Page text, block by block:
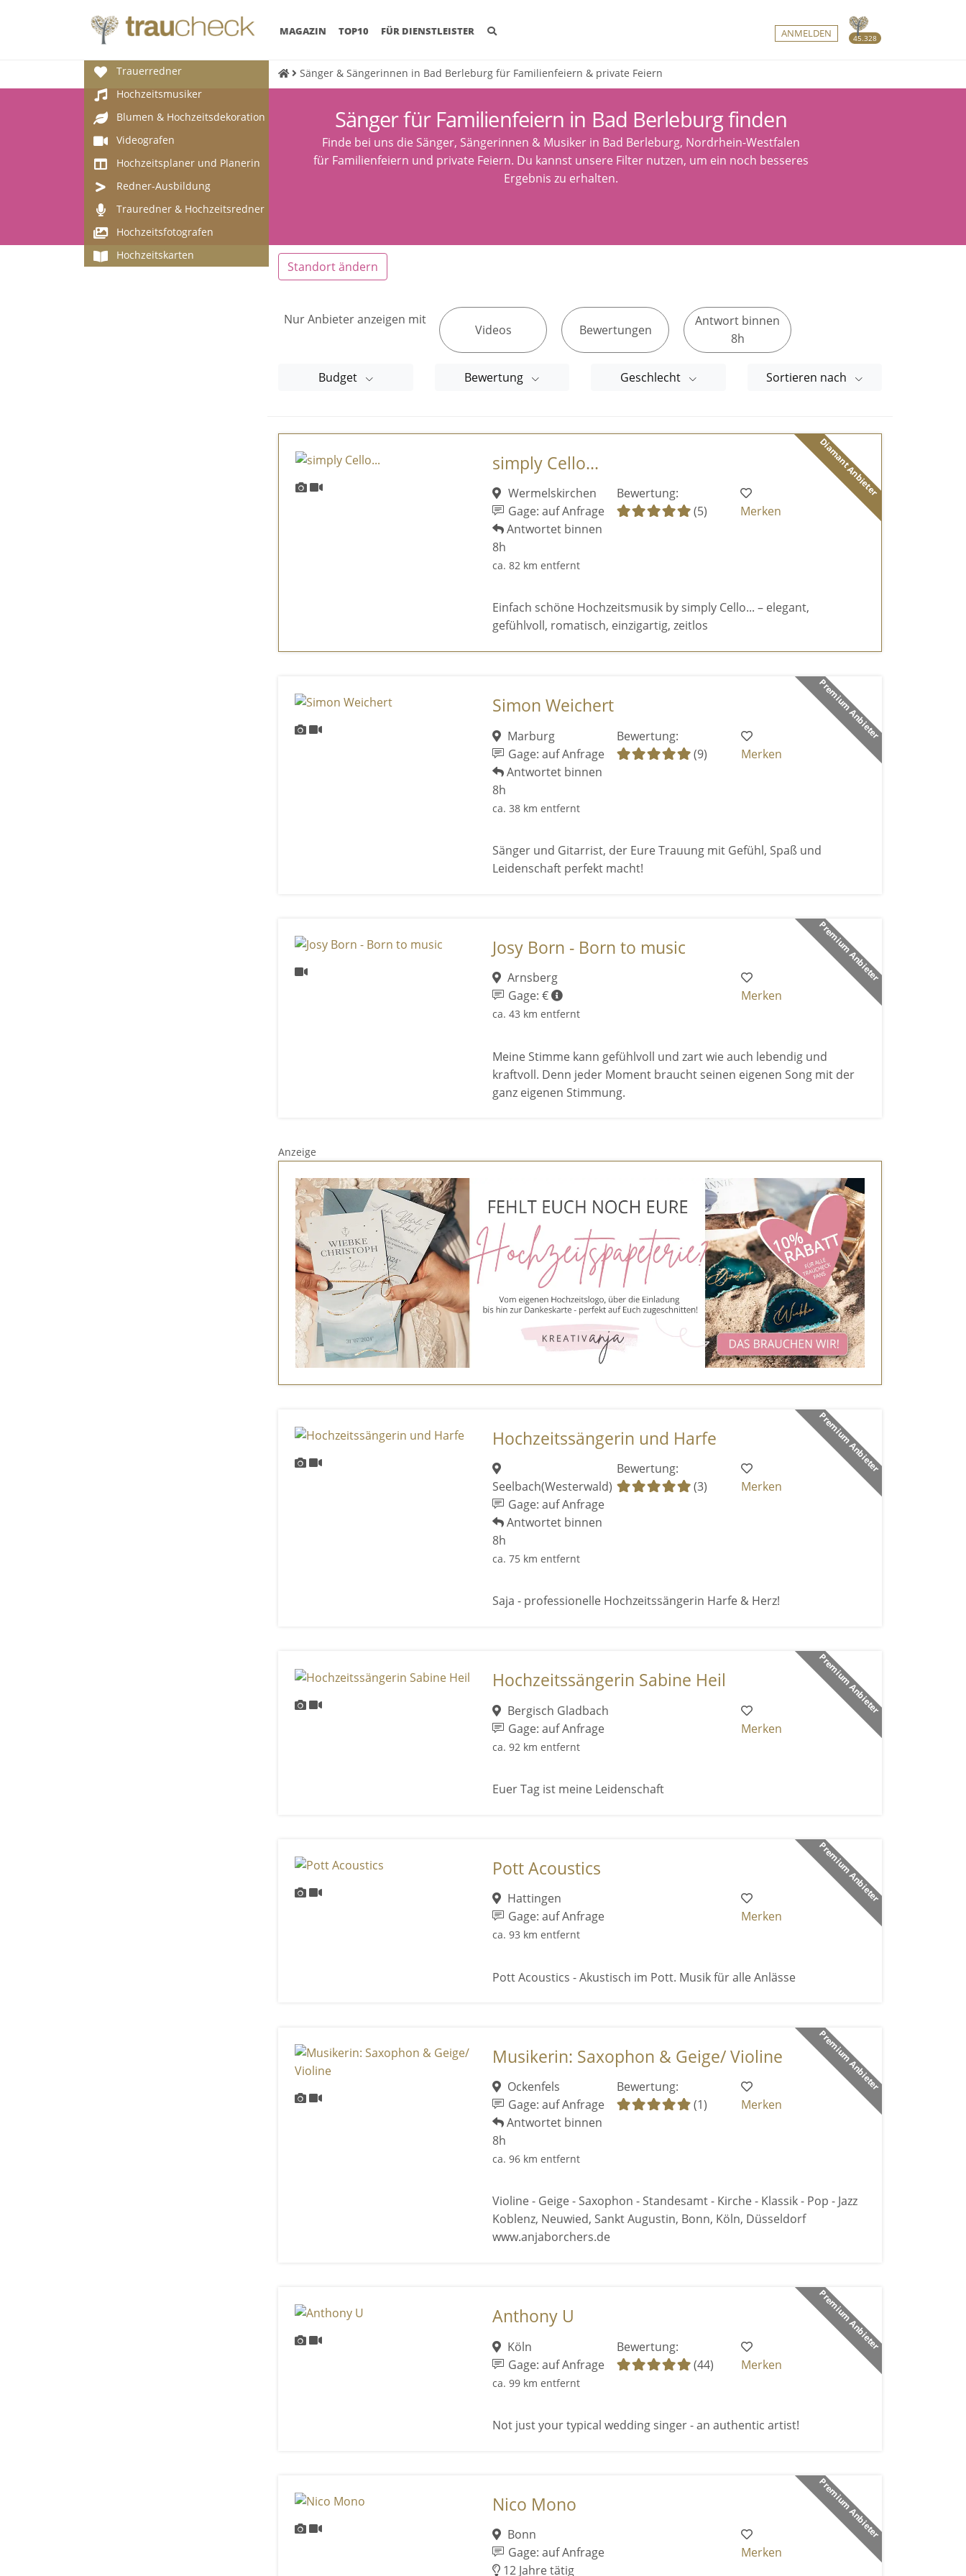
45.328
MAGAZIN (CURRENT)
TOP10 FÜR DIENSTLEISTER ANMELDEN
Trauerredner
Hochzeitsmusiker
Blumen & Hochzeitsdekoration
Videografen
Hochzeitsplaner und Planerin
Redner-Ausbildung
Trauredner & Hochzeitsredner
Hochzeitsfotografen
Hochzeitskarten
Sänger & Sängerinnen in Bad Berleburg für Familienfeiern & private Feiern
Sänger für Familienfeiern in Bad Berleburg finden
Finde bei uns die Sänger, Sängerinnen & Musiker in Bad Berleburg, Nordrhein-Westfalen
für Familienfeiern und private Feiern. Du kannst unsere Filter nutzen, um ein noch besseres
Ergebnis zu erhalten.
Standort ändern
Nur Anbieter anzeigen mit
Videos Bewertungen
Antwort binnen
8h
Budget Bewertung Geschlecht Sortieren nach
Diamant Anbieter
simply Cello...
Wermelskirchen
Gage: auf Anfrage
Antwortet binnen
8h
ca. 82 km entfernt
Bewertung:
(5)
Merken
Einfach schöne Hochzeitsmusik by simply Cello... – elegant,
gefühlvoll, romatisch, einzigartig, zeitlos
Premium Anbieter
Simon Weichert
Marburg
Gage: auf Anfrage
Antwortet binnen
8h
ca. 38 km entfernt
Bewertung:
(9)
Merken
Sänger und Gitarrist, der Eure Trauung mit Gefühl, Spaß und
Leidenschaft perfekt macht!
Premium Anbieter
Josy Born - Born to music
Arnsberg
Gage: €
ca. 43 km entfernt
Merken
Meine Stimme kann gefühlvoll und zart wie auch lebendig und
kraftvoll. Denn jeder Moment braucht seinen eigenen Song mit der
ganz eigenen Stimmung.
Anzeige
Premium Anbieter
Hochzeitssängerin und Harfe
Seelbach(Westerwald)
Gage: auf Anfrage
Antwortet binnen
8h
ca. 75 km entfernt
Bewertung:
(3)
Merken
Saja - professionelle Hochzeitssängerin Harfe & Herz!
Premium Anbieter
Hochzeitssängerin Sabine Heil
Bergisch Gladbach
Gage: auf Anfrage
ca. 92 km entfernt
Merken
Euer Tag ist meine Leidenschaft
Premium Anbieter
Pott Acoustics
Hattingen
Gage: auf Anfrage
ca. 93 km entfernt
Merken
Pott Acoustics - Akustisch im Pott. Musik für alle Anlässe
Premium Anbieter
Musikerin: Saxophon & Geige/ Violine
Ockenfels
Gage: auf Anfrage
Antwortet binnen
8h
ca. 96 km entfernt
Bewertung:
(1)
Merken
Violine - Geige - Saxophon - Standesamt - Kirche - Klassik - Pop - Jazz
Koblenz, Neuwied, Sankt Augustin, Bonn, Köln, Düsseldorf
www.anjaborchers.de
Premium Anbieter
Anthony U
Köln
Gage: auf Anfrage
ca. 99 km entfernt
Bewertung:
(44)
Merken
Not just your typical wedding singer - an authentic artist!
Premium Anbieter
Nico Mono
Bonn
Gage: auf Anfrage
12 Jahre tätig
Merken